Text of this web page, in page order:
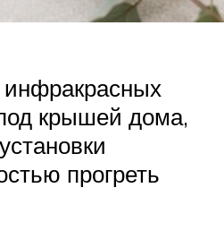
крышей дома,
прогреть